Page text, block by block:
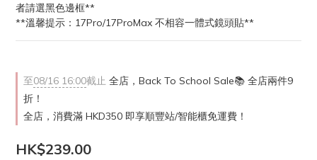
者請選黑色邊框**
**溫馨提示：17Pro/17ProMax 不相容一體式鏡頭貼**
至08/16 16:00截止 全店，Back To School Sale📚 全店兩件9
折！
全店，消費滿 HKD350 即享順豐站/智能櫃免運費！
HK$239.00